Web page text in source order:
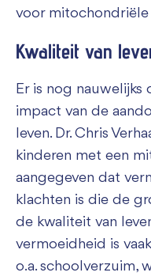
voor mitochondriële
Kwaliteit van
Er is nog nauwelijks
impact van de
leven. Dr. Chris
kinderen met een
aangegeven dat
klachten is die de
de kwaliteit van
vermoeidheid is
o.a. schoolverzuim,